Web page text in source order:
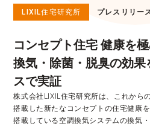
LIXIL住宅研究所 プレスリリー
コンセプト住宅 健康を
換気・除菌・脱臭の効
スで実証
株式会社LIXIL住宅研究所は、これから
搭載した新たなコンセプトの住宅健康
搭載している空調換気システムの換気